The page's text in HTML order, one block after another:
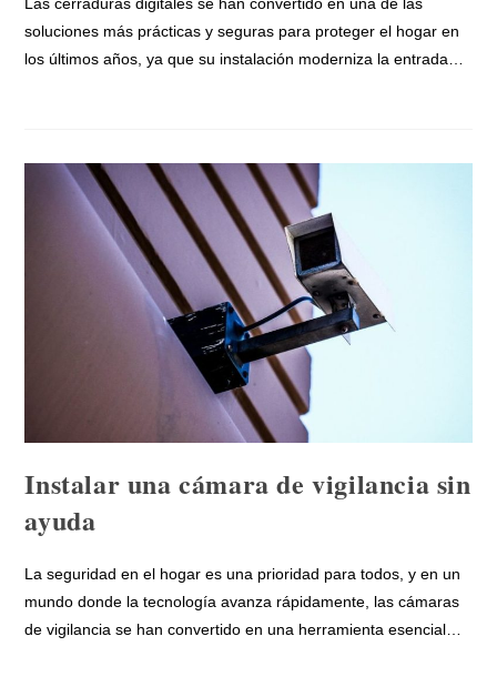
soluciones más prácticas y seguras para proteger el hogar en
los últimos años, ya que su instalación moderniza la entrada…
Instalar una cámara de vigilancia sin
ayuda
La seguridad en el hogar es una prioridad para todos, y en un
mundo donde la tecnología avanza rápidamente, las cámaras
de vigilancia se han convertido en una herramienta esencial…